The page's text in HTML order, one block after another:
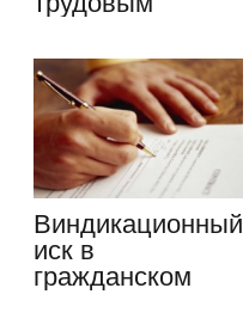
что…
Виндикационный
иск в
гражданском